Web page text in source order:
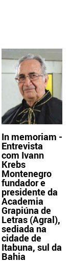
In memoriam -
Entrevista
com Ivann
Krebs
Montenegro
fundador e
presidente da
Academia
Grapiúna de
Letras (Agral),
sediada na
cidade de
Itabuna, sul da
Bahia